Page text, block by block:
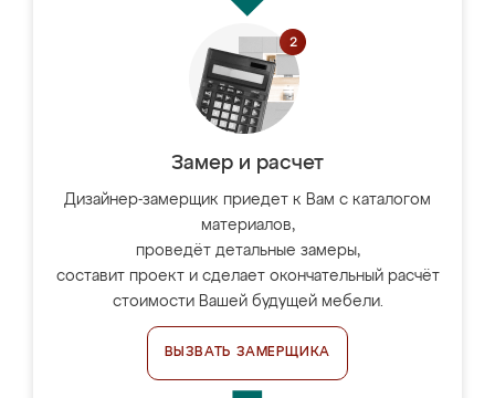
Замер и расчет
Дизайнер-замерщик приедет к Вам с каталогом
материалов,
проведёт детальные замеры,
составит проект и сделает окончательный расчёт
стоимости Вашей будущей мебели.
ВЫЗВАТЬ ЗАМЕРЩИКА